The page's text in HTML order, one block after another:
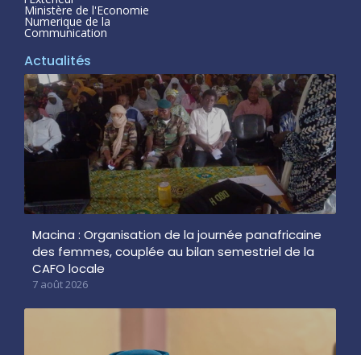
Ministère de l'Economie
Numerique de la
Communication
Actualités
Macina : Organisation de la journée panafricaine
des femmes, couplée au bilan semestriel de la
CAFO locale
7 août 2026